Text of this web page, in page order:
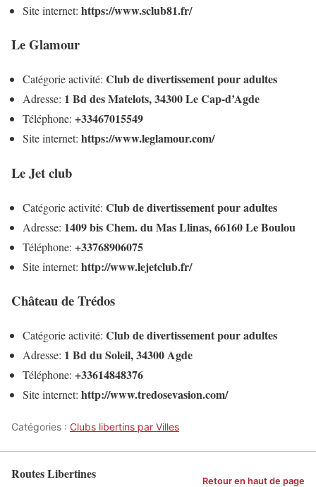
Site internet: https://www.sclub81.fr/
Le Glamour
Catégorie activité: Club de divertissement pour adultes
Adresse: 1 Bd des Matelots, 34300 Le Cap-d’Agde
Téléphone: +33467015549
Site internet: https://www.leglamour.com/
Le Jet club
Catégorie activité: Club de divertissement pour adultes
Adresse: 1409 bis Chem. du Mas Llinas, 66160 Le Boulou
Téléphone: +33768906075
Site internet: http://www.lejetclub.fr/
Château de Trédos
Catégorie activité: Club de divertissement pour adultes
Adresse: 1 Bd du Soleil, 34300 Agde
Téléphone: +33614848376
Site internet: http://www.tredosevasion.com/
Catégories : Clubs libertins par Villes
Routes Libertines Retour en haut de page